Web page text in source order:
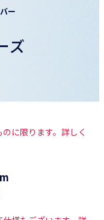
ー
ズ
に限ります。詳しく